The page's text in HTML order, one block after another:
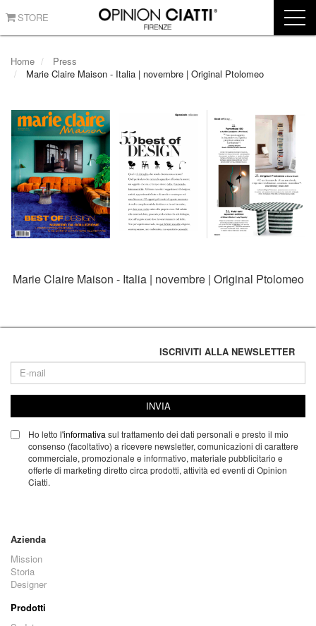
STORE
Home
Press
Marie Claire Maison - Italia | novembre | Original Ptolomeo
Marie Claire Maison - Italia | novembre | Original Ptolomeo
ISCRIVITI ALLA NEWSLETTER
INVIA
Ho letto l'informativa sul trattamento dei dati personali e presto il mio
consenso (facoltativo) a ricevere newsletter, comunicazioni di carattere
commerciale, promozionale e informativo, materiale pubblicitario e
offerte di marketing diretto circa prodotti, attività ed eventi di Opinion
Ciatti.
Azienda
Mission
Storia
Designer
Prodotti